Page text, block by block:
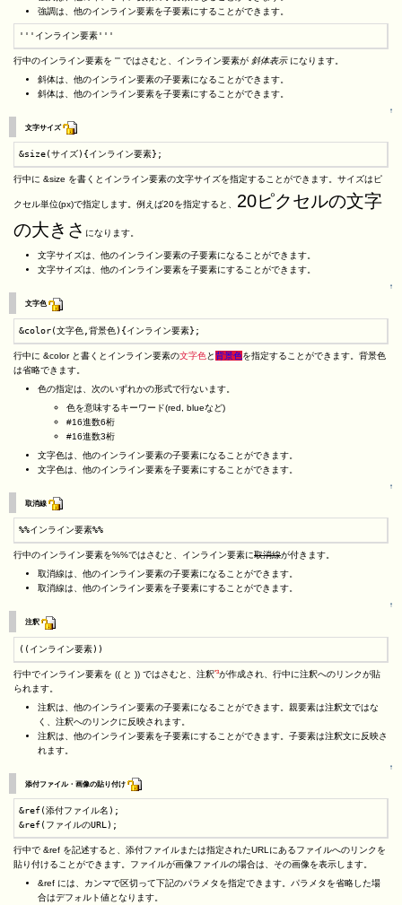
強調は、他のインライン要素を子要素にすることができます。
'''インライン要素'''
行中のインライン要素を ''' ではさむと、インライン要素が 斜体表示になります。
斜体は、他のインライン要素の子要素になることができます。
斜体は、他のインライン要素を子要素にすることができます。
↑
文字サイズ
&size(サイズ){インライン要素};
行中に &size を書くとインライン要素の文字サイズを指定することができます。サイズはピ
クセル単位(px)で指定します。例えば20を指定すると、 20ピクセルの文字
の大きさ になります。
文字サイズは、他のインライン要素の子要素になることができます。
文字サイズは、他のインライン要素を子要素にすることができます。
↑
文字色
&color(文字色,背景色){インライン要素};
行中に &color と書くとインライン要素の文字色 と背景色を指定することができます。背景色
は省略できます。
色の指定は、次のいずれかの形式で行ないます。
色を意味するキーワード(red, blueなど)
#16進数6桁
#16進数3桁
文字色は、他のインライン要素の子要素になることができます。
文字色は、他のインライン要素を子要素にすることができます。
↑
取消線
%%インライン要素%%
行中のインライン要素を%%ではさむと、インライン要素に取消線が付きます。
取消線は、他のインライン要素の子要素になることができます。
取消線は、他のインライン要素を子要素にすることができます。
↑
注釈
((インライン要素))
行中でインライン要素を (( と )) ではさむと、注釈*3が作成され、行中に注釈へのリンクが貼
られます。
注釈は、他のインライン要素の子要素になることができます。親要素は注釈文ではな
く、注釈へのリンクに反映されます。
注釈は、他のインライン要素を子要素にすることができます。子要素は注釈文に反映さ
れます。
↑
添付ファイル・画像の貼り付け
&ref(添付ファイル名);
&ref(ファイルのURL);
行中で &ref を記述すると、添付ファイルまたは指定されたURLにあるファイルへのリンクを
貼り付けることができます。ファイルが画像ファイルの場合は、その画像を表示します。
&ref には、カンマで区切って下記のパラメタを指定できます。パラメタを省略した場
合はデフォルト値となります。